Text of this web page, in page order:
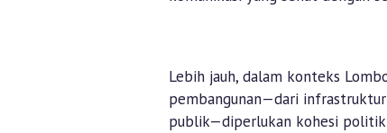
Lebih jauh, dalam konteks
pembangunan—dari
publik—diperlukan kohesi politik